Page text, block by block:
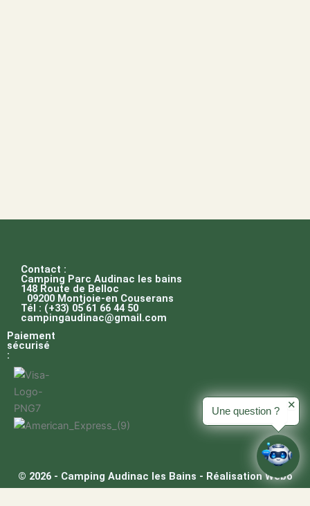
Paiement
sécurisé
:
Contact :
Camping Parc Audinac les bains
148 Route de Belloc
09200 Montjoie-en Couserans
Tél : (+33) 05 61 66 44 50
campingaudinac@gmail.com
© 2026 - Camping Audinac les Bains - Réalisation Webo
Une question ?
✕